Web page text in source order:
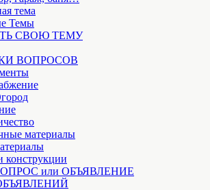
тема
Темы
СВОЮ ТЕМУ
ВОПРОСОВ
материалы
конструкции
или ОБЪЯВЛЕНИЕ